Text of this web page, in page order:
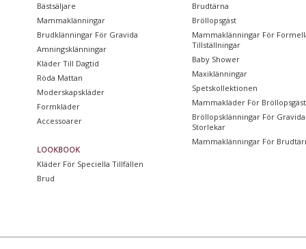
Bästsäljare
Mammaklänningar
Brudklänningar För Gravida
Amningsklänningar
Kläder Till Dagtid
Röda Mattan
Moderskapskläder
Formkläder
Accessoarer
LOOKBOOK
Kläder För Speciella Tillfällen
Brud
Brudtärna
Bröllopsgäst
Mammaklänningar För
Tillställningar
Baby Shower
Maxiklänningar
Spetskollektionen
Mammakläder För
Bröllopsklänningar För
Storlekar
Mammaklänningar För